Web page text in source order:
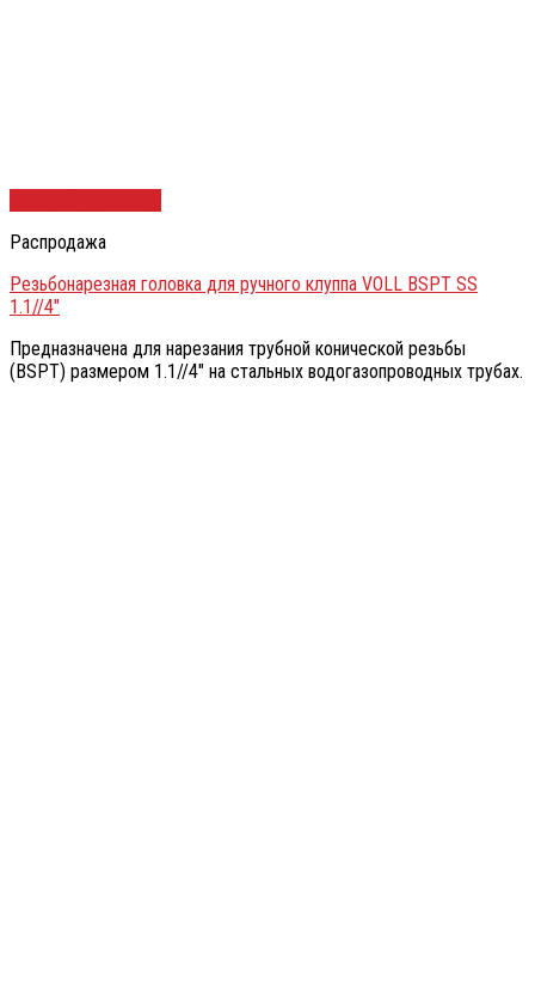
Распродажа
Резьбонарезная головка для ручного клуппа VOLL BSPT SS
1.1//4″
Предназначена для нарезания трубной конической резьбы
(BSPT) размером 1.1//4″ на стальных водогазопроводных трубах.